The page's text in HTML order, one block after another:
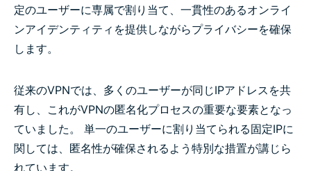
定のユーザーに専属で割り当て、一貫性のあるオンライ
ンアイデンティティを提供しながらプライバシーを確保
します。
従来のVPNでは、多くのユーザーが同じIPアドレスを共
有し、これがVPNの匿名化プロセスの重要な要素となっ
ていました。 単一のユーザーに割り当てられる固定IPに
関しては、匿名性が確保されるよう特別な措置が講じら
れています。